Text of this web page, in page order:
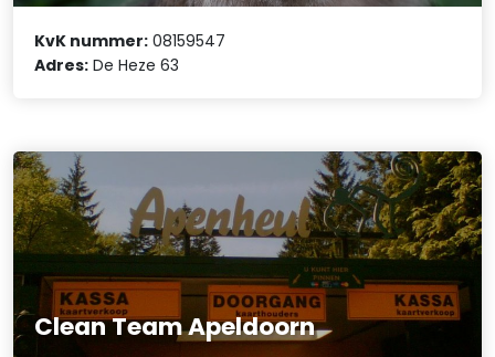
KvK nummer: 08159547
Adres: De Heze 63
Clean Team Apeldoorn